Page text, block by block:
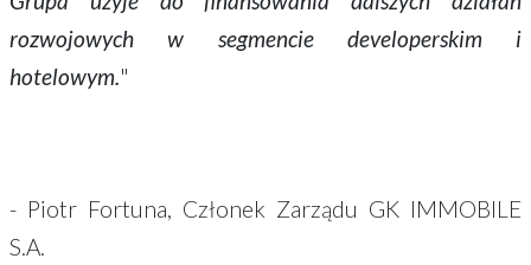
rozwojowych w segmencie developerskim i
hotelowym."
- Piotr Fortuna, Członek Zarządu GK IMMOBILE
S.A.